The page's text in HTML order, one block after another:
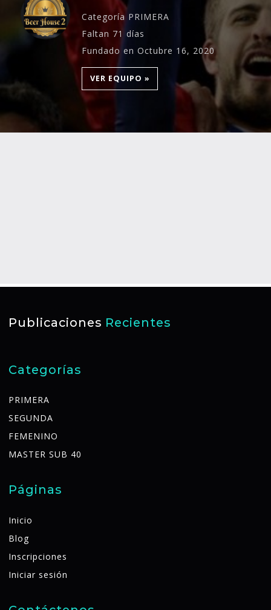
Categoría PRIMERA
Faltan 71 días
Fundado en Octubre 16, 2020
VER EQUIPO »
Publicaciones Recientes
Categorías
PRIMERA
SEGUNDA
FEMENINO
MASTER SUB 40
Páginas
Inicio
Blog
Inscripciones
Iniciar sesión